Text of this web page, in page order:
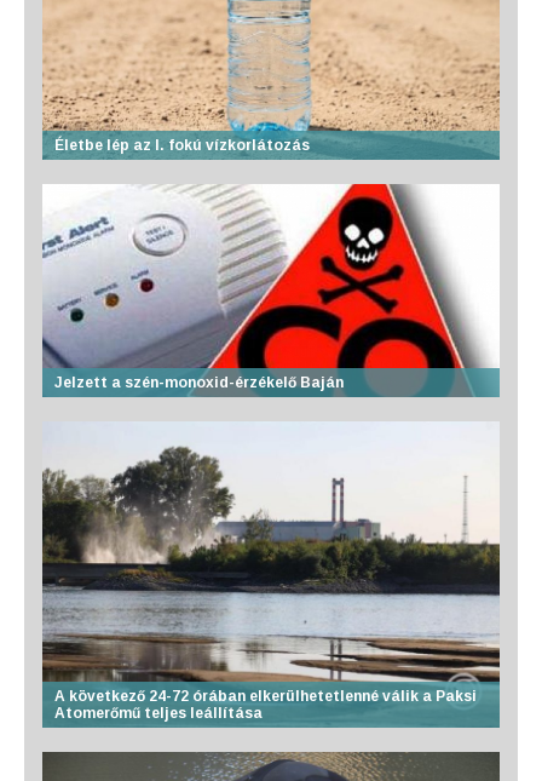
Életbe lép az I. fokú vízkorlátozás
Jelzett a szén-monoxid-érzékelő Baján
A következő 24-72 órában elkerülhetetlenné válik a Paksi
Atomerőmű teljes leállítása